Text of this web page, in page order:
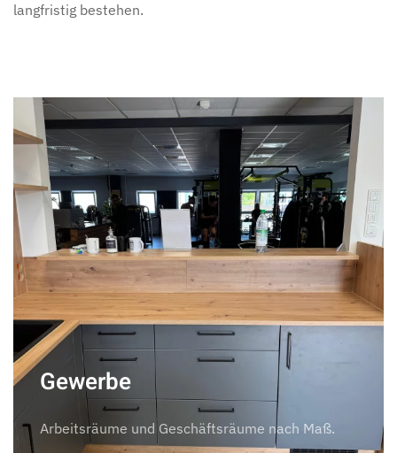
langfristig bestehen.
Gewerbe
Arbeitsräume und Geschäftsräume nach Maß.
Raumsysteme
Struktur
für
Räume
individuell